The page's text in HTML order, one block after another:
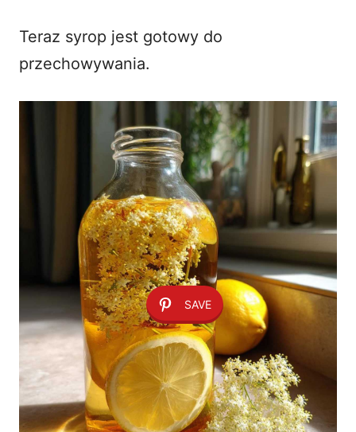
Teraz syrop jest gotowy do
przechowywania.
SAVE